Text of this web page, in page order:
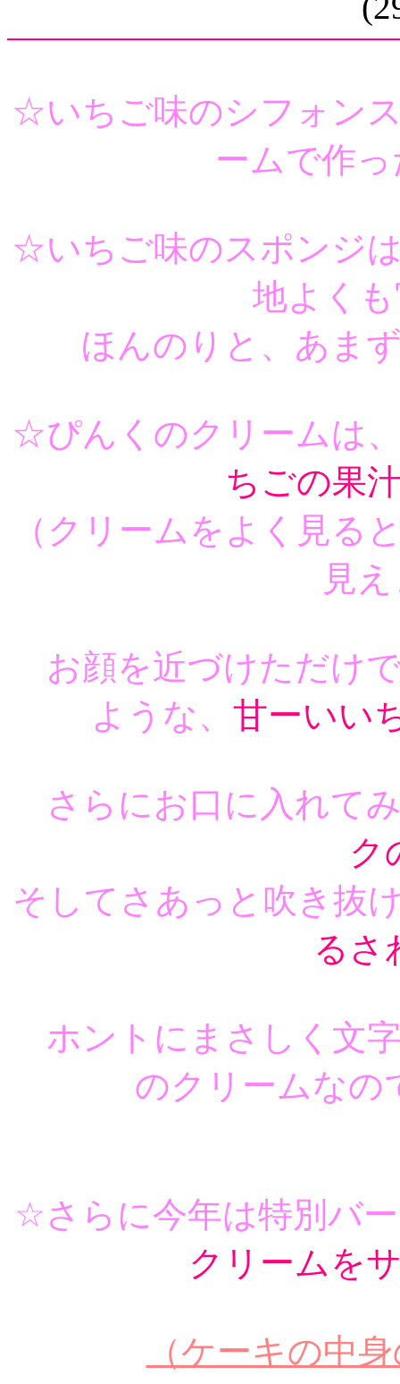
☆いちご味のシフォン
ームで作
☆いちご味のスポンジ
地よく
ほんのりと、あま
☆ぴんくのクリームは
ちごの果
（クリームをよく見る
見
お顔を近づけただけ
ような、 甘ーいい
さらにお口に入れて
ク
そしてさあっと吹き抜
るさ
ホントにまさしく文
のクリームなの
☆さらに今年は特別バ
クリームを
（ケーキの中